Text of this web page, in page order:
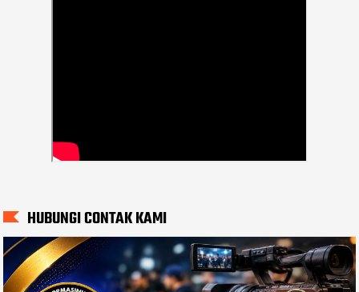
HUBUNGI CONTAK KAMI